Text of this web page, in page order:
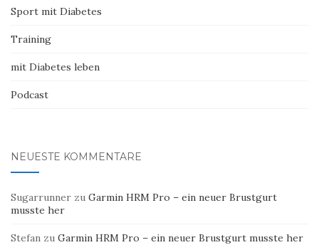
Sport mit Diabetes
Training
mit Diabetes leben
Podcast
NEUESTE KOMMENTARE
Sugarrunner zu Garmin HRM Pro – ein neuer Brustgurt
musste her
Stefan zu Garmin HRM Pro – ein neuer Brustgurt musste her